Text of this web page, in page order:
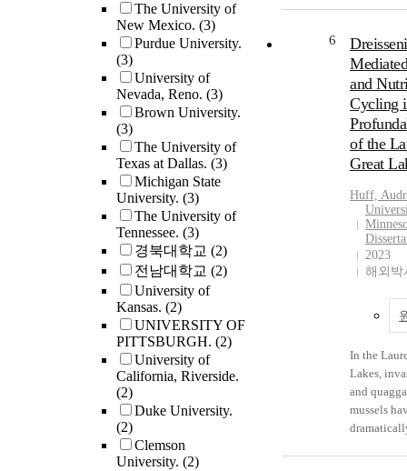
The University of
New Mexico. (3)
Purdue University.
(3)
University of
Nevada, Reno. (3)
Brown University.
(3)
The University of
Texas at Dallas. (3)
Michigan State
University. (3)
The University of
Tennessee. (3)
경북대학교 (2)
전남대학교 (2)
University of
Kansas. (2)
UNIVERSITY OF
PITTSBURGH. (2)
University of
California, Riverside.
(2)
Duke University.
(2)
Clemson
University. (2)
These
examining
impact of
change on
ecosystems.
methods. Next, I
Carlo error
optimize
analysis of
and
using a
double-
method to
common
standards
measured
were
than
contrary
double-
Patterns in
data
mixing of
reservoirs
filament
attainment
precision
of the
the
parameters
salinity
poorly
few studies
physical
to fully
known to
the
classify
and
microbial
are
6
and
Cycling
of the
Great
Huff,
2023
해외박
In the
Lakes,
and
mussels